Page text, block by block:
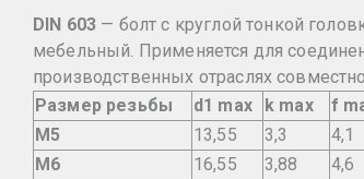
DIN 603 — болт с круглой тонкой
мебельный. Применяется для
производственных отраслях
Размер резьбы
d1 max k max f
M5
13,55 3,3 4,1
M6
16,55 3,88 4,6